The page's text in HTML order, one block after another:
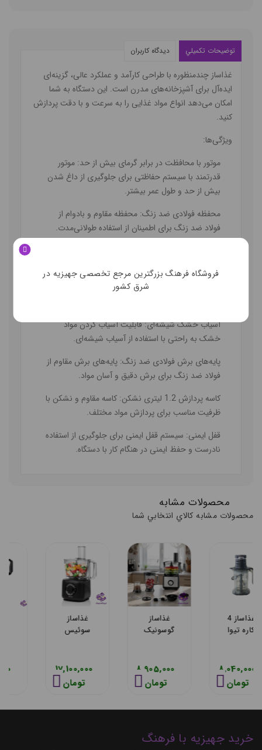
توضيحات تکميلي ديدگاه کاربران
غذاساز چندمنظوره با طراحی کارآمد و عملکرد عالی، گزینه‌ای
ایده‌آل برای آشپزخانه‌های مدرن است. این دستگاه به شما
امکان می‌دهد انواع مواد غذایی را به سرعت و با دقت پردازش
کنید.
ویژگی‌ها:
موتور با محافظت در برابر گرمای بیش از حد: موتور
قدرتمند با سیستم حفاظتی برای جلوگیری از داغ شدن
بیش از حد و طول عمر بیشتر.
محفظه فولادی ضد زنگ: محفظه مقاوم و بادوام از
فولاد ضد زنگ برای اطمینان از استفاده طولانی‌مدت.
: شیشه بزرگ مخلوط‌کن
آسیاب خشک شیشه‌ای: قابلیت آسیاب کردن مواد
خشک به راحتی با استفاده از آسیاب شیشه‌ای.
پایه‌های برش فولادی ضد زنگ: پایه‌های برش مقاوم از
فولاد ضد زنگ برای برش دقیق و آسان مواد.
کاسه پردازش 1.2 لیتری نشکن
: کاسه مقاوم و نشکن با
ظرفیت مناسب برای پردازش مواد مختلف.
قفل ایمنی: سیستم قفل ایمنی برای جلوگیری از استفاده
نادرست و حفظ ایمنی در هنگام کار با دستگاه.
محصولات مشابه
محصولات مشابه کالاي انتخابي شما
غذاساز
سوئیس
5,900,000
تومان
کاره زنیت
25,760,000
تومان
کاره تيوا
8,040,000
تومان
خرید جهیزیه با فرهنگ
فروشگاه فرهنگ بزرگترین مرجع تخصصی جهیزیه در
شرق کشور